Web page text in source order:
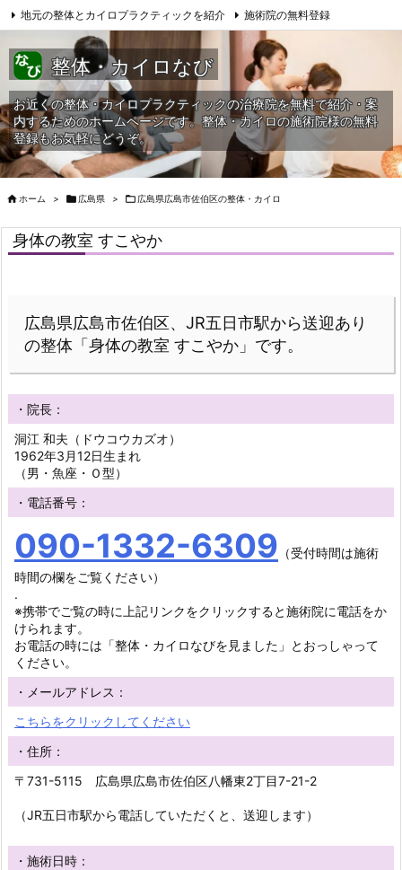
地元の整体とカイロプラクティックを紹介 施術院の無料登録
サイトマップ 当HPへの問合せ
整体・カイロなび
お近くの整体・カイロプラクティックの治療院を無料で紹介・案
内するためのホームページです。整体・カイロの施術院様の無料
登録もお気軽にどうぞ。
 ホーム >  広島県 >  広島県広島市佐伯区の整体・カイロ
身体の教室 すこやか
広島県広島市佐伯区、JR五日市駅から送迎あり
の整体「身体の教室 すこやか」です。
・院長：
洞江 和夫（ドウコウカズオ）
1962年3月12日生まれ
（男・魚座・Ｏ型）
・電話番号：
090-1332-6309 （受付時間は施術
時間の欄をご覧ください）
.
※携帯でご覧の時に上記リンクをクリックすると施術院に電話をか
けられます。
お電話の時には「整体・カイロなびを見ました」とおっしゃって
ください。
・メールアドレス：
こちらをクリックしてください
・住所：
〒731-5115 広島県広島市佐伯区八幡東2丁目7-21-2
（JR五日市駅から電話していただくと、送迎します）
・施術日時：